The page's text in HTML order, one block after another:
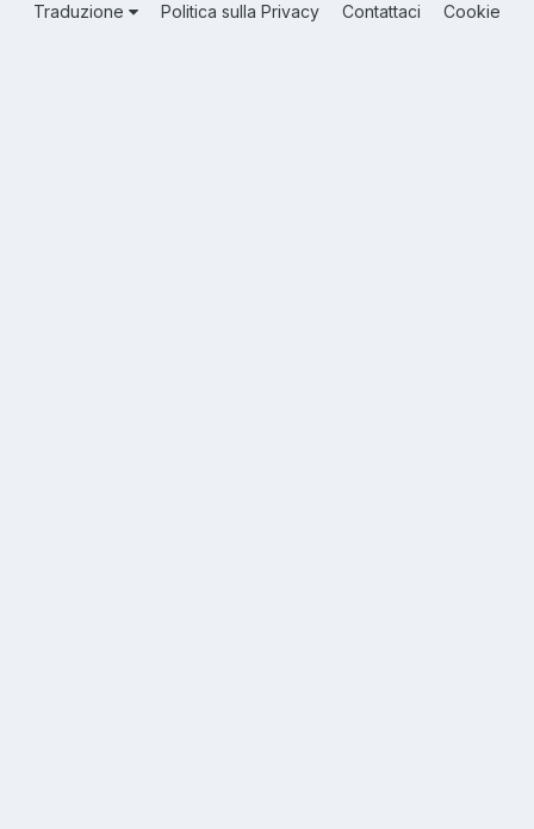
Traduzione Politica sulla Privacy Contattaci Cookie